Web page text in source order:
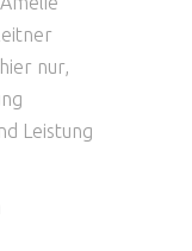
nur,
Leistung